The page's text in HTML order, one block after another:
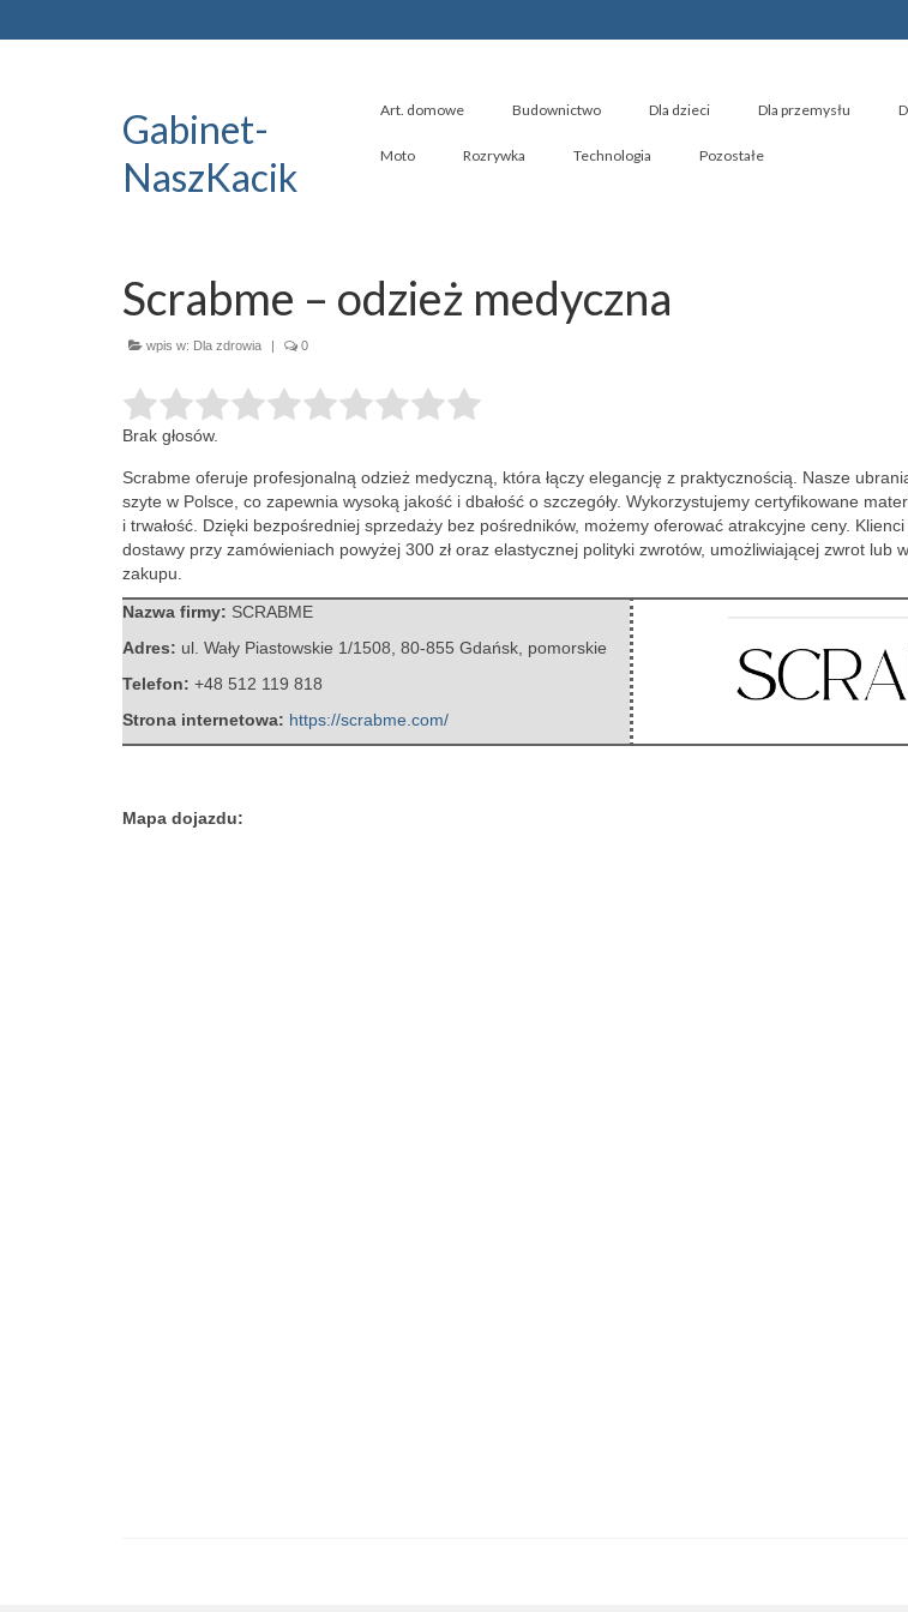
Gabinet-
NaszKacik
Art. domowe Budownictwo Dla dzieci Dla przemysłu
Moto Rozrywka Technologia Pozostałe
Scrabme – odzież medyczna
wpis w: Dla zdrowia | 0
Brak głosów.
Scrabme oferuje profesjonalną odzież medyczną, która łączy elegancję z praktycznością. Nasze
szyte w Polsce, co zapewnia wysoką jakość i dbałość o szczegóły. Wykorzystujemy certyfikowane
i trwałość. Dzięki bezpośredniej sprzedaży bez pośredników, możemy oferować atrakcyjne ceny.
dostawy przy zamówieniach powyżej 300 zł oraz elastycznej polityki zwrotów, umożliwiającej zwrot lub
zakupu.
Nazwa firmy: SCRABME
Adres: ul. Wały Piastowskie 1/1508 80-855 Gdańsk pomorskie
Telefon: +48 512 119 818
Strona internetowa: https://scrabme.com/
Mapa dojazdu: